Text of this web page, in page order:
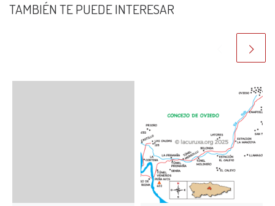
TAMBIÉN TE PUEDE INTERESAR